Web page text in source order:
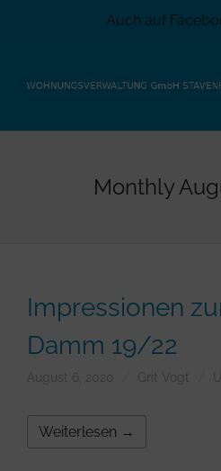
Auch auf
Monthly
Impressionen
Damm 19/22
August 6, 2020 Grit Vogt
Weiterlesen →